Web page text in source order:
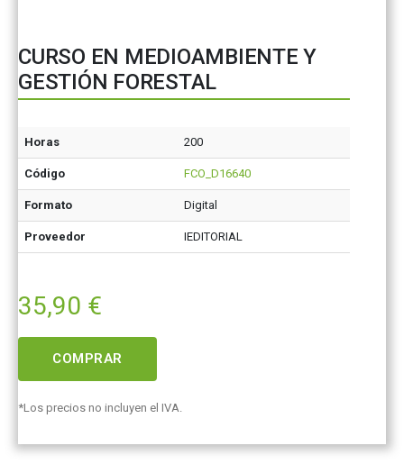
CURSO EN MEDIOAMBIENTE Y
GESTIÓN FORESTAL
Horas 200
Código FCO_D16640
Formato Digital
Proveedor IEDITORIAL
35,90 €
COMPRAR
*Los precios no incluyen el IVA.